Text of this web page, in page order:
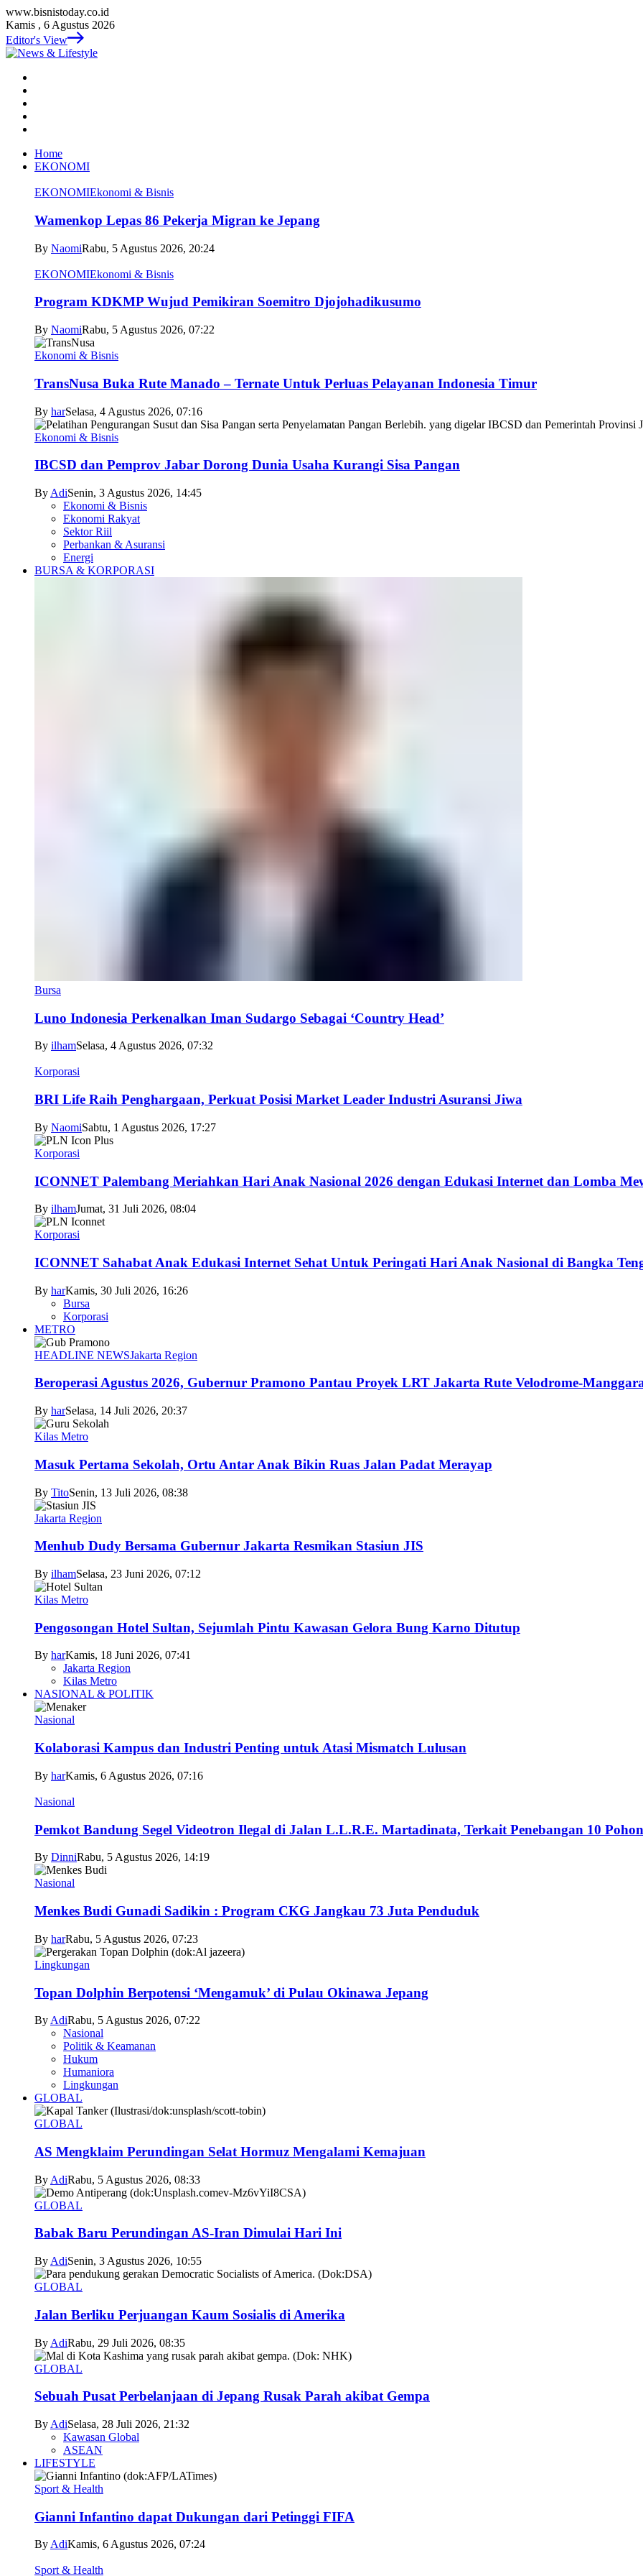
www.bisnistoday.co.id
Kamis , 6 Agustus 2026
Editor's View
Home
EKONOMI
EKONOMIEkonomi & Bisnis
Wamenkop Lepas 86 Pekerja Migran ke Jepang
By NaomiRabu, 5 Agustus 2026, 20:24
EKONOMIEkonomi & Bisnis
Program KDKMP Wujud Pemikiran Soemitro Djojohadikusumo
By NaomiRabu, 5 Agustus 2026, 07:22
Ekonomi & Bisnis
TransNusa Buka Rute Manado – Ternate Untuk Perluas Pelayanan Indonesia Timur
By harSelasa, 4 Agustus 2026, 07:16
Ekonomi & Bisnis
IBCSD dan Pemprov Jabar Dorong Dunia Usaha Kurangi Sisa Pangan
By AdiSenin, 3 Agustus 2026, 14:45
Ekonomi & Bisnis
Ekonomi Rakyat
Sektor Riil
Perbankan & Asuransi
Energi
BURSA & KORPORASI
Bursa
Luno Indonesia Perkenalkan Iman Sudargo Sebagai ‘Country Head’
By ilhamSelasa, 4 Agustus 2026, 07:32
Korporasi
BRI Life Raih Penghargaan, Perkuat Posisi Market Leader Industri Asuransi Jiwa
By NaomiSabtu, 1 Agustus 2026, 17:27
Korporasi
ICONNET Palembang Meriahkan Hari Anak Nasional 2026 dengan Edukasi Internet dan Lomba
By ilhamJumat, 31 Juli 2026, 08:04
Korporasi
ICONNET Sahabat Anak Edukasi Internet Sehat Untuk Peringati Hari Anak Nasional di Bangka
By harKamis, 30 Juli 2026, 16:26
Bursa
Korporasi
METRO
HEADLINE NEWSJakarta Region
Beroperasi Agustus 2026, Gubernur Pramono Pantau Proyek LRT Jakarta Rute Velodrome-
By harSelasa, 14 Juli 2026, 20:37
Kilas Metro
Masuk Pertama Sekolah, Ortu Antar Anak Bikin Ruas Jalan Padat Merayap
By TitoSenin, 13 Juli 2026, 08:38
Jakarta Region
Menhub Dudy Bersama Gubernur Jakarta Resmikan Stasiun JIS
By ilhamSelasa, 23 Juni 2026, 07:12
Kilas Metro
Pengosongan Hotel Sultan, Sejumlah Pintu Kawasan Gelora Bung Karno Ditutup
By harKamis, 18 Juni 2026, 07:41
Jakarta Region
Kilas Metro
NASIONAL & POLITIK
Nasional
Kolaborasi Kampus dan Industri Penting untuk Atasi Mismatch Lulusan
By harKamis, 6 Agustus 2026, 07:16
Nasional
Pemkot Bandung Segel Videotron Ilegal di Jalan L.L.R.E. Martadinata, Terkait Penebangan 10 Pohon
By DinniRabu, 5 Agustus 2026, 14:19
Nasional
Menkes Budi Gunadi Sadikin : Program CKG Jangkau 73 Juta Penduduk
By harRabu, 5 Agustus 2026, 07:23
Lingkungan
Topan Dolphin Berpotensi ‘Mengamuk’ di Pulau Okinawa Jepang
By AdiRabu, 5 Agustus 2026, 07:22
Nasional
Politik & Keamanan
Hukum
Humaniora
Lingkungan
GLOBAL
GLOBAL
AS Mengklaim Perundingan Selat Hormuz Mengalami Kemajuan
By AdiRabu, 5 Agustus 2026, 08:33
GLOBAL
Babak Baru Perundingan AS-Iran Dimulai Hari Ini
By AdiSenin, 3 Agustus 2026, 10:55
GLOBAL
Jalan Berliku Perjuangan Kaum Sosialis di Amerika
By AdiRabu, 29 Juli 2026, 08:35
GLOBAL
Sebuah Pusat Perbelanjaan di Jepang Rusak Parah akibat Gempa
By AdiSelasa, 28 Juli 2026, 21:32
Kawasan Global
ASEAN
LIFESTYLE
Sport & Health
Gianni Infantino dapat Dukungan dari Petinggi FIFA
ByAdiKamis, 6 Agustus 2026, 07:24
Sport & Health